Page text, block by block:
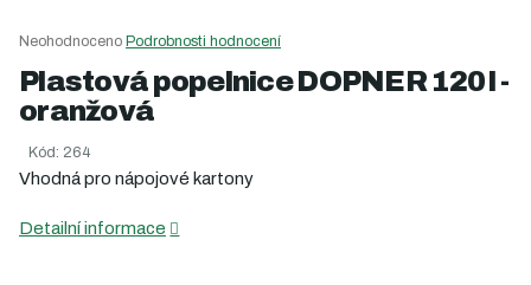
Průměrné
produktu
je
5
Neohodnoceno Podrobnosti hodnocení
Plastová popelnice DOPNER 120 l -
oranžová
Kód: 264
Vhodná pro nápojové kartony
Detailní informace